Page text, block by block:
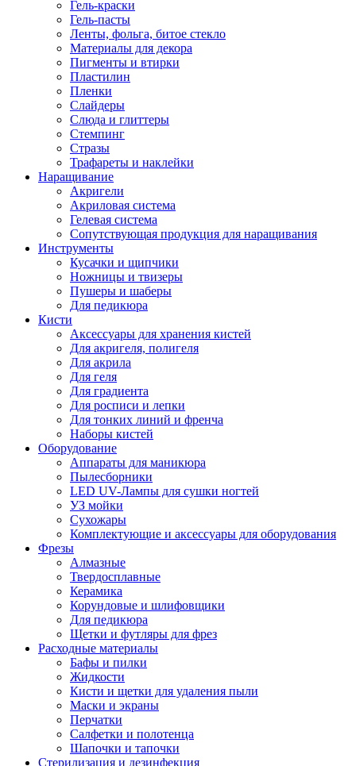
Гель-краски
Гель-пасты
Ленты, фольга, битое стекло
Материалы для декора
Пигменты и втирки
Пластилин
Пленки
Слайдеры
Слюда и глиттеры
Стемпинг
Стразы
Трафареты и наклейки
Наращивание
Акригели
Акриловая система
Гелевая система
Сопутствующая продукция для наращивания
Инструменты
Кусачки и щипчики
Ножницы и твизеры
Пушеры и шаберы
Для педикюра
Кисти
Аксессуары для хранения кистей
Для акригеля, полигеля
Для акрила
Для геля
Для градиента
Для росписи и лепки
Для тонких линий и френча
Наборы кистей
Оборудование
Аппараты для маникюра
Пылесборники
LED UV-Лампы для сушки ногтей
УЗ мойки
Сухожары
Комплектующие и аксессуары для оборудования
Фрезы
Алмазные
Твердосплавные
Керамика
Корундовые и шлифовщики
Для педикюра
Щетки и футляры для фрез
Расходные материалы
Бафы и пилки
Жидкости
Кисти и щетки для удаления пыли
Маски и экраны
Перчатки
Салфетки и полотенца
Шапочки и тапочки
Стерилизация и дезинфекция